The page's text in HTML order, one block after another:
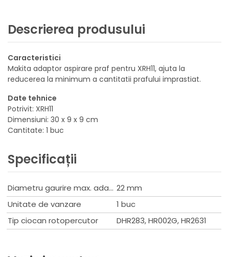
Descrierea produsului
Caracteristici
Makita adaptor aspirare praf pentru XRH11, ajuta la
reducerea la minimum a cantitatii prafului imprastiat.
Date tehnice
Potrivit: XRH11
Dimensiuni: 30 x 9 x 9 cm
Cantitate: 1 buc
Specificații
Diametru gaurire max. adaptor aspirator 22 mm
Unitate de vanzare
1 buc
Tip ciocan rotopercutor
DHR283, HR002G, HR2631